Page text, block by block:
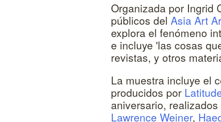
Organizada por Ingrid
públicos del Asia Art
explora el fenómeno
e incluye 'las cosas
revistas, y otros
La muestra incluye el
producidos por
aniversario,
Lawrence Weiner,